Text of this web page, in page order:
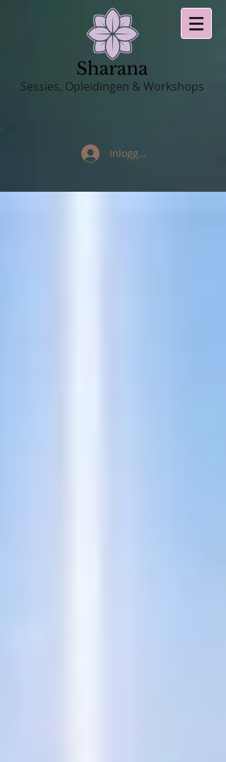
Sessies, Opleidingen & Workshops
Inloggen